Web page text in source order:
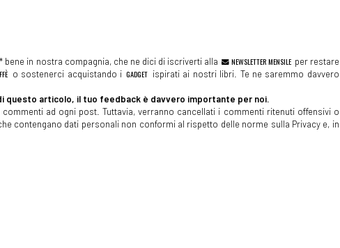
in nostra compagnia, che ne dici di iscriverti alla NEWSLETTER MENSILE per restare
o sostenerci acquistando i GADGET ispirati ai nostri libri. Te ne saremmo davvero
questo articolo, il tuo feedback è davvero importante per noi.
ad ogni post. Tuttavia, verranno cancellati i commenti ritenuti offensivi o
contengano dati personali non conformi al rispetto delle norme sulla Privacy e, in